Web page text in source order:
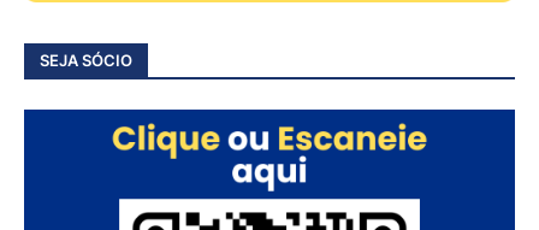
SEJA SÓCIO